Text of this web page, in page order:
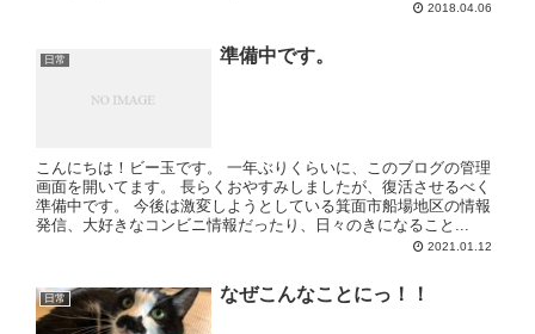
2018.04.06
日常 準備中です。
こんにちは！ビー玉です。 一年ぶりくらいに、このブログの管理
画面を開いてます。 長らくおやすみしましたが、復活させるべく
準備中です。 今後は激変しようとしている箕面市船場地区の情報
発信、大好きなコンビニ情報だったり、日々のきになること...
2021.01.12
日常 なぜこんなことにっ！！